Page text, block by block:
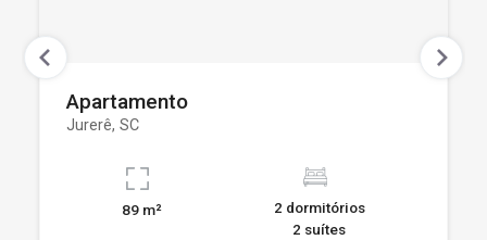
Apartamento
Jurerê, SC
89 m²
2 dormitórios
2 suítes